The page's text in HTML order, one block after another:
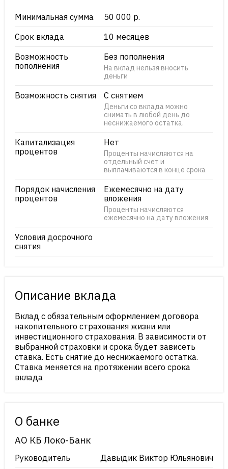
Минимальная сумма
50 000 р.
Срок вклада
10 месяцев
Возможность
пополнения
Без пополнения
На вклад нельзя вносить
деньги
Возможность снятия С снятием
Деньги со вклада можно
снимать в любой день до
неснижаемого остатка.
Капитализация
процентов
Нет
Проценты начисляются на
отдельный счет и
выплачиваются в конце срока
Порядок начисления
процентов
Ежемесячно на дату
вложения
Проценты начисляются
ежемесячно на дату вложения
Условия досрочного
снятия
Описание вклада
Вклад с обязательным оформлением договора
накопительного страхования жизни или
инвестиционного страхования. В зависимости от
выбранной страховки и срока будет зависеть
ставка. Есть снятие до неснижаемого остатка.
Ставка меняется на протяжении всего срока
вклада
О банке
АО КБ Локо-Банк
Руководитель Давыдик Виктор Юльянович